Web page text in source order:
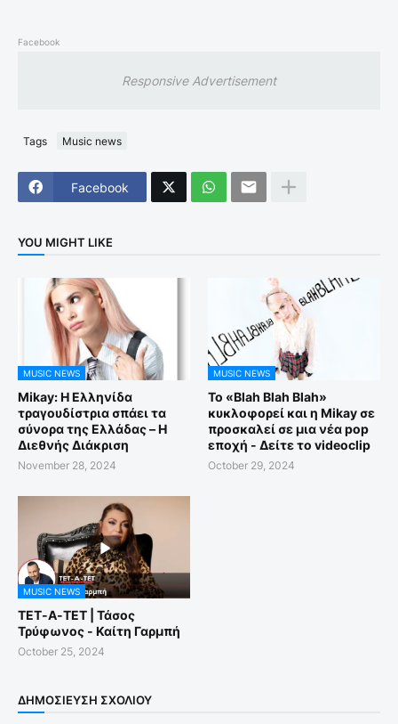
Facebook
Responsive Advertisement
Tags Music news
Facebook
YOU MIGHT LIKE
MUSIC NEWS
Mikay: Η Ελληνίδα
τραγουδίστρια σπάει τα
σύνορα της Ελλάδας – Η
Διεθνής Διάκριση
November 28, 2024
MUSIC NEWS
Το «Blah Blah Blah»
κυκλοφορεί και η Mikay σε
προσκαλεί σε μια νέα pop
εποχή - Δείτε το videoclip
October 29, 2024
MUSIC NEWS
ΤΕΤ-Α-ΤΕΤ | Τάσος
Τρύφωνος - Καίτη Γαρμπή
October 25, 2024
ΔΗΜΟΣΊΕΥΣΗ ΣΧΟΛΊΟΥ